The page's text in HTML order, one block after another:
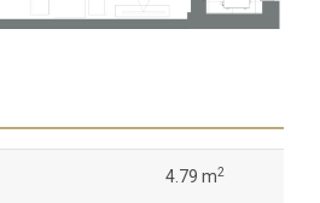
4.79 m2